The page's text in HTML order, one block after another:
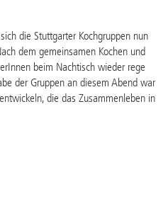
die Stuttgarter Kochgruppen nun
dem gemeinsamen Kochen und
beim Nachtisch wieder rege
der Gruppen an diesem Abend war
die das Zusammenleben in